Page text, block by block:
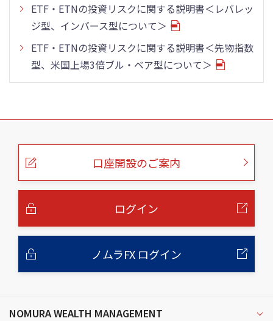
ETF・ETNの投資リスクに関する説明書＜レバレッ
ジ型、インバース型について＞
ETF・ETNの投資リスクに関する説明書＜先物指数
型、米国上場3倍ブル・ベア型について＞
こ
口座開設のご案内
ログイン
ノムラFX ログイン
NOMURA WEALTH MANAGEMENT